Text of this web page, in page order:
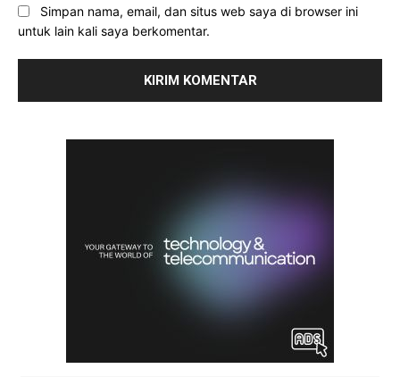
Simpan nama, email, dan situs web saya di browser ini
untuk lain kali saya berkomentar.